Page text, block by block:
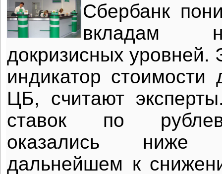
Сбербанк
вкладам
докризисных
индикатор стоимости
ЦБ, считают
ставок по
оказались
дальнейшем к